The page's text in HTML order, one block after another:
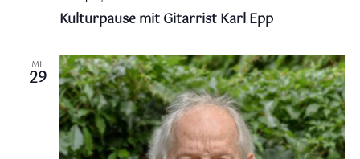
Kulturpause mit Gitarrist Karl Epp
MI.
29